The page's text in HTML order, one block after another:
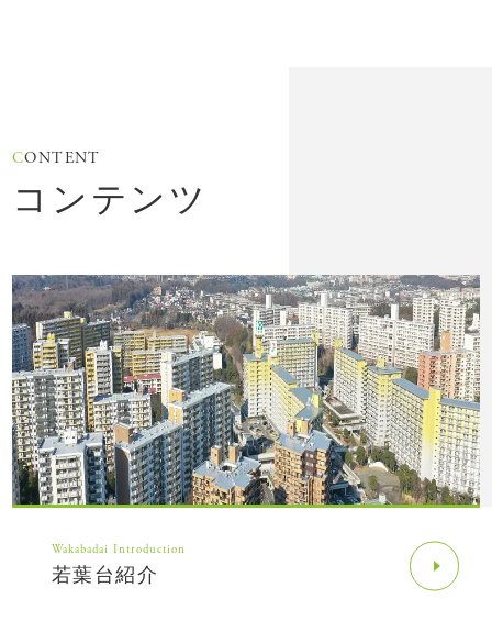
CONTENT
コンテンツ
Wakabadai Introduction
若葉台紹介